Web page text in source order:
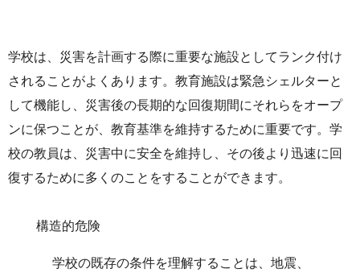
学校は、災害を計画する際に重要な施設としてランク付け
されることがよくあります。教育施設は緊急シェルターと
して機能し、災害後の長期的な回復期間にそれらをオープ
ンに保つことが、教育基準を維持するために重要です。学
校の教員は、災害中に安全を維持し、その後より迅速に回
復するために多くのことをすることができます。
構造的危険
学校の既存の条件を理解することは、地震、